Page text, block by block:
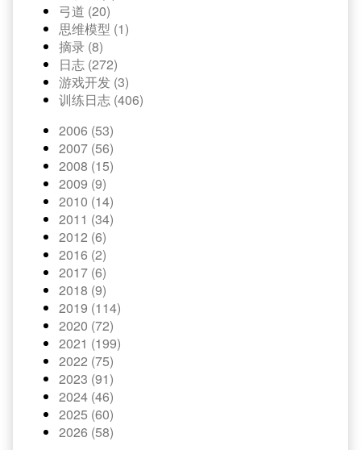
弓道 (20)
思维模型 (1)
摘录 (8)
日志 (272)
游戏开发 (3)
训练日志 (406)
2006 (53)
2007 (56)
2008 (15)
2009 (9)
2010 (14)
2011 (34)
2012 (6)
2016 (2)
2017 (6)
2018 (9)
2019 (114)
2020 (72)
2021 (199)
2022 (75)
2023 (91)
2024 (46)
2025 (60)
2026 (58)